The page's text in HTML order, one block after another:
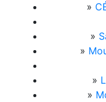
»
»
»
»
»